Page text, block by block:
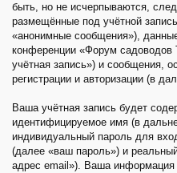
быть, но не исчерпываются,
размещённые под учётной
«анонимные сообщения»),
конференции «Форум
учётная запись») и сообщения,
регистрации и авторизации (в
Ваша учётная запись будет
идентифицируемое имя (в
индивидуальный пароль для
(далее «ваш пароль») и
адрес email»). Ваша информация